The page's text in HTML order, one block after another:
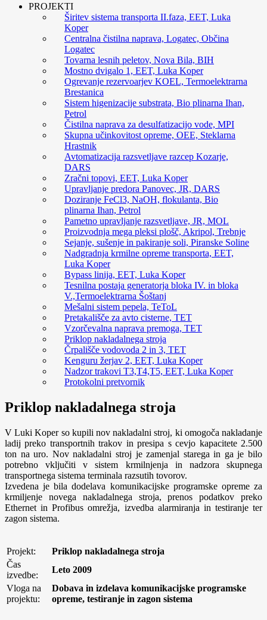
PROJEKTI
Širitev sistema transporta II.faza, EET, Luka
Koper
Centralna čistilna naprava, Logatec, Občina
Logatec
Tovarna lesnih peletov, Nova Bila, BIH
Mostno dvigalo 1, EET, Luka Koper
Ogrevanje rezervoarjev KOEL, Termoelektrarna
Brestanica
Sistem higenizacije substrata, Bio plinarna Ihan,
Petrol
Čistilna naprava za desulfatizacijo vode, MPI
Skupna učinkovitost opreme, OEE, Steklarna
Hrastnik
Avtomatizacija razsvetljave razcep Kozarje,
DARS
Zračni topovi, EET, Luka Koper
Upravljanje predora Panovec, JR, DARS
Doziranje FeCl3, NaOH, flokulanta, Bio
plinarna Ihan, Petrol
Pametno upravljanje razsvetljave, JR, MOL
Proizvodnja mega pleksi plošč, Akripol, Trebnje
Sejanje, sušenje in pakiranje soli, Piranske Soline
Nadgradnja krmilne opreme transporta, EET,
Luka Koper
Bypass linija, EET, Luka Koper
Tesnilna postaja generatorja bloka IV. in bloka
V.,Termoelektrarna Šoštanj
Mešalni sistem pepela, TeToL
Pretakališče za avto cisterne, TET
Vzorčevalna naprava premoga, TET
Priklop nakladalnega stroja
Črpališče vodovoda 2 in 3, TET
Kenguru žerjav 2, EET, Luka Koper
Nadzor trakovi T3,T4,T5, EET, Luka Koper
Protokolni pretvornik
Priklop nakladalnega stroja
V Luki Koper so kupili nov nakladalni stroj, ki omogoča nakladanje
ladij preko transportnih trakov in presipa s cevjo kapacitete 2.500
ton na uro. Nov nakladalni stroj je zamenjal starega in ga je bilo
potrebno vključiti v sistem krmilnjenja in nadzora skupnega
transportnega sistema terminala razsutih tovorov.
Izvedena je bila dodelava komunikacijske programske opreme za
krmiljenje novega nakladalnega stroja, prenos podatkov preko
Ethernet in Profibus omrežja, izvedba alarmiranja in testiranje ter
zagon sistema.
Projekt:
Priklop nakladalnega stroja
Čas
izvedbe:
Leto 2009
Vloga na
projektu:
Dobava in izdelava komunikacijske programske
opreme, testiranje in zagon sistema